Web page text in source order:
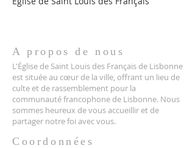
A propos de nous
L'Église de Saint Louis des Français de Lisbonne
est située au cœur de la ville, offrant un lieu de
culte et de rassemblement pour la
communauté francophone de Lisbonne. Nous
sommes heureux de vous accueillir et de
partager notre foi avec vous.
Coordonnées